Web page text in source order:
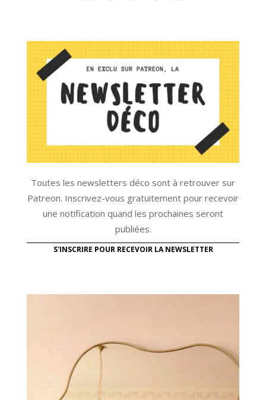
Toutes les newsletters déco sont à retrouver sur
Patreon. Inscrivez-vous gratuitement pour recevoir
une notification quand les prochaines seront
publiées.
S'INSCRIRE POUR RECEVOIR LA NEWSLETTER